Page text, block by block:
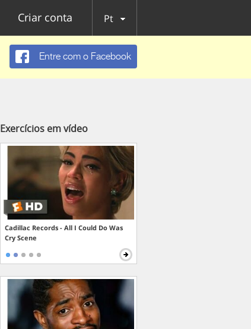
Criar conta Pt
Entre com o Facebook
Exercícios em vídeo
Cadillac Records - All I Could Do Was
Cry Scene